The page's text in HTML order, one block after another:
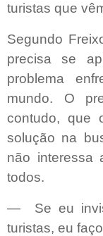
turistas que
Segundo
precisa se
problema
mundo. O
contudo, que
solução na
não interessa
todos.
— Se eu
turistas, eu